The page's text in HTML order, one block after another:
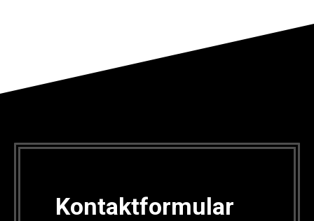
Kontaktformular